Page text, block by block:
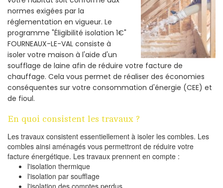
normes exigées par la
réglementation en vigueur. Le
programme "Éligibilité isolation 1€"
FOURNEAUX-LE-VAL consiste à
isoler votre maison à l'aide d'un
soufflage de laine afin de réduire votre facture de
chauffage. Cela vous permet de réaliser des économies
conséquentes sur votre consommation d'énergie (CEE) et
de fioul.
En quoi consistent les travaux ?
Les travaux consistent essentiellement à isoler les combles. Les
combles ainsi aménagés vous permettront de réduire votre
facture énergétique. Les travaux prennent en compte :
l'isolation thermique
l'isolation par soufflage